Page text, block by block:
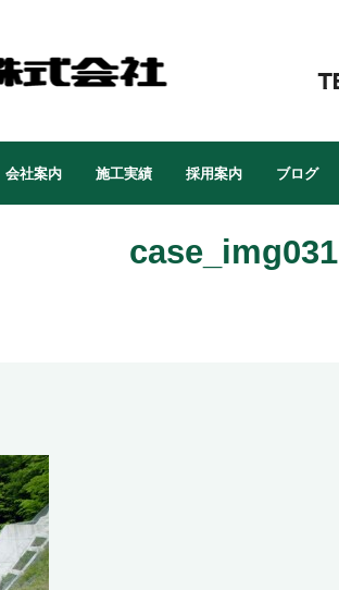
会社案内 施工実績 採用案内 ブログ
case_img031